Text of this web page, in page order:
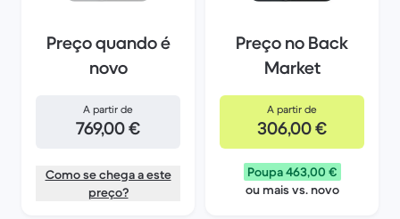
Preço quando é
novo
A partir de
769,00 €
Como se chega a este
preço?
Preço no Back
Market
A partir de
306,00 €
Poupa 463,00 €
ou mais vs. novo